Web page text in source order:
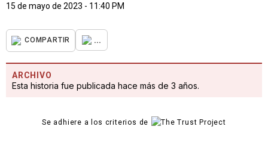
15 de mayo de 2023 - 11:40 PM
COMPARTIR ...
ARCHIVO
Esta historia fue publicada hace más de 3 años.
Se adhiere a los criterios de